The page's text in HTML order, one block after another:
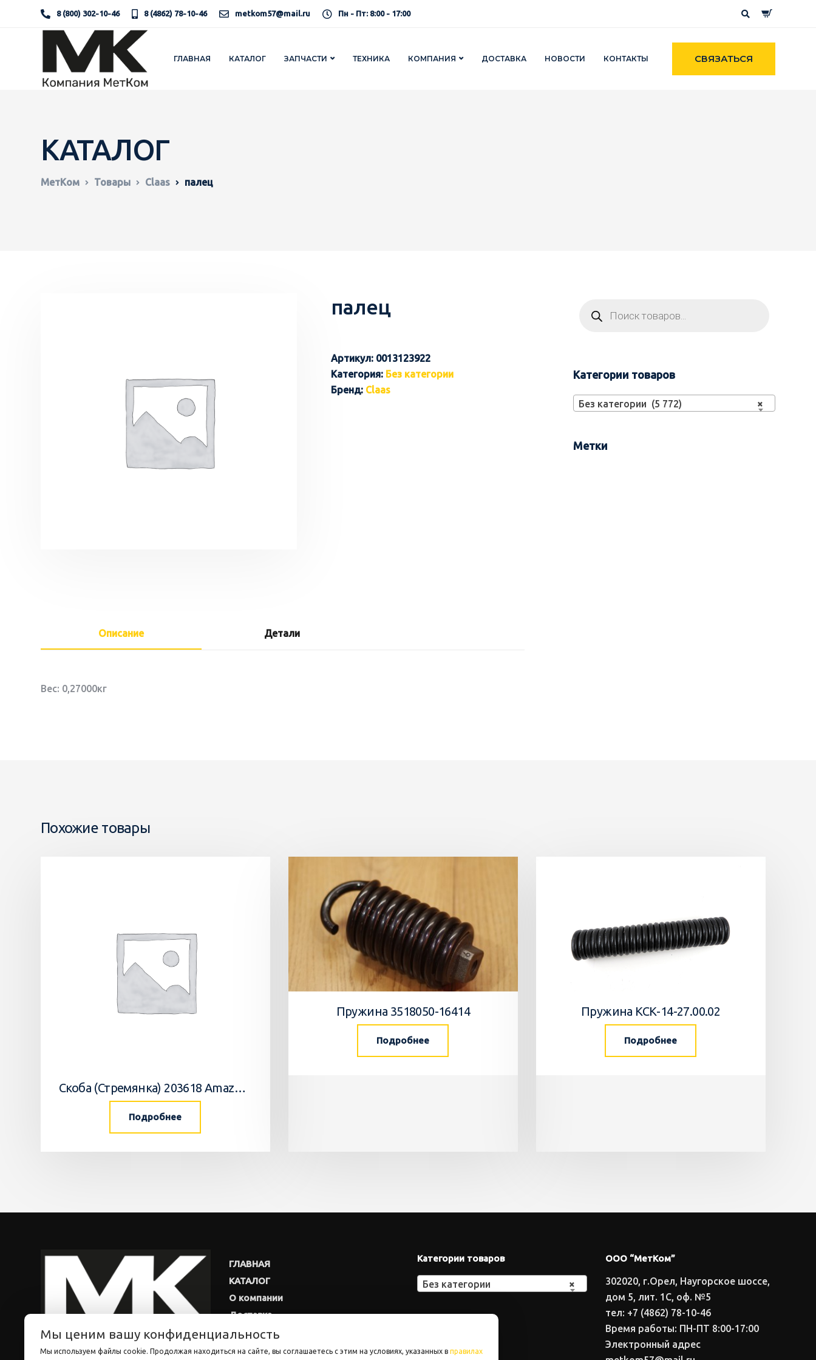
8 (800) 302-10-46 8 (4862) 78-10-46 metkom57@mail.ru Пн - Пт: 8:00 - 17:00
ГЛАВНАЯ КАТАЛОГ ЗАПЧАСТИ ТЕХНИКА КОМПАНИЯ ДОСТАВКА НОВОСТИ КОНТАКТЫ СВЯЗАТЬСЯ
КАТАЛОГ
МетКом Товары Claas палец
палец
Артикул: 0013123922
Категория: Без категории
Бренд: Claas
Описание Детали
Вес: 0,27000кг
Категории товаров
×
Без категории (5 772)
Метки
Похожие товары
Скоба (Стремянка) 203618 Amazone
Подробнее
Пружина 3518050-16414
Подробнее
Пружина КСК-14-27.00.02
Подробнее
ГЛАВНАЯ
КАТАЛОГ
О компании
Доставка
Новости
Категории товаров
×
Без категории
ООО “МетКом”
302020, г.Орел, Наугорское шоссе,
дом 5, лит. 1С, оф. №5
тел: +7 (4862) 78-10-46
Время работы: ПН-ПТ 8:00-17:00
Электронный адрес
Мы ценим вашу конфиденциальность
Мы используем файлы cookie. Продолжая находиться на сайте, вы соглашаетесь с этим на условиях, указанных в правилах